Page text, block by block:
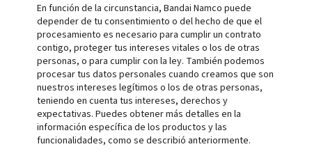
En función de la circunstancia, Bandai Namco puede
depender de tu consentimiento o del hecho de que el
procesamiento es necesario para cumplir un contrato
contigo, proteger tus intereses vitales o los de otras
personas, o para cumplir con la ley. También podemos
procesar tus datos personales cuando creamos que son
nuestros intereses legítimos o los de otras personas,
teniendo en cuenta tus intereses, derechos y
expectativas. Puedes obtener más detalles en la
información específica de los productos y las
funcionalidades, como se describió anteriormente.